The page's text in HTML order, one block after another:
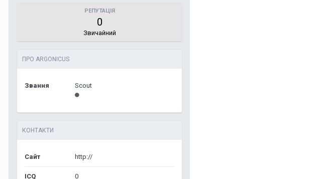
РЕПУТАЦІЯ
0
Звичайний
ПРО ARGONICUS
Звання Scout
КОНТАКТИ
Сайт http://
ICQ 0